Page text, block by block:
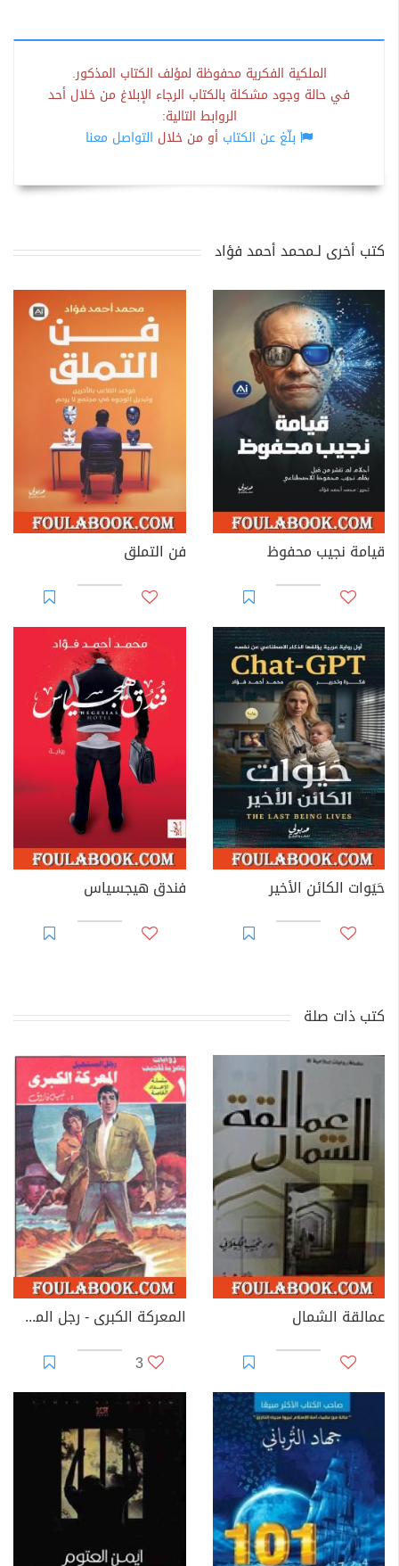
الملكية الفكرية محفوظة لمؤلف الكتاب المذكور.
في حالة وجود مشكلة بالكتاب الرجاء الإبلاغ من خلال أحد
الروابط التالية:
بلّغ عن الكتاب أو من خلال التواصل معنا
كتب أخرى لـمحمد أحمد فؤاد
قيامة نجيب محفوظ فن التملق
حَيَوات الكائن الأخير فندق هيجسياس
كتب ذات صلة
عمالقة الشمال
المعركة الكبرى - رجل المستحيل
3